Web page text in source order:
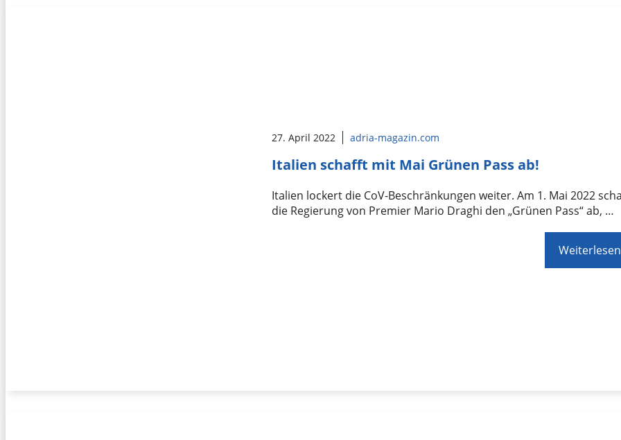
27. April 2022 adria-magazin.com
Italien schafft mit Mai Grünen Pass ab!
Italien lockert die CoV-Beschränkungen weiter. Am 1. Mai 2022
die Regierung von Premier Mario Draghi den „Grünen Pass“ ab, …
Weiterlesen